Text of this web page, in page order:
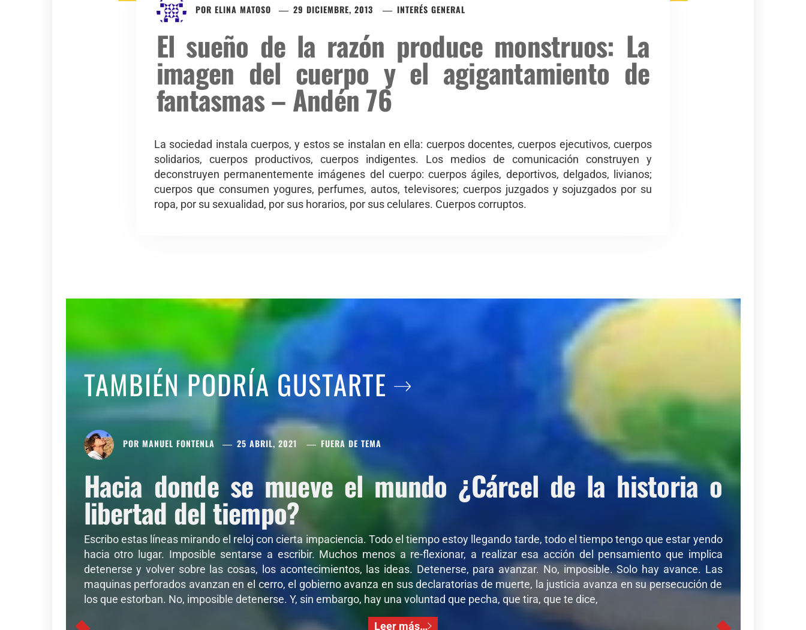
POR ELINA MATOSO 29 DICIEMBRE, 2013 INTERÉS GENERAL
El sueño de la razón produce monstruos: La
imagen del cuerpo y el agigantamiento de
fantasmas – Andén 76
La sociedad instala cuerpos, y estos se instalan en ella: cuerpos docentes, cuerpos ejecutivos, cuerpos
solidarios, cuerpos productivos, cuerpos indigentes. Los medios de comunicación construyen y
deconstruyen permanentemente imágenes del cuerpo: cuerpos ágiles, deportivos, delgados, livianos;
cuerpos que consumen yogures, perfumes, autos, televisores; cuerpos juzgados y sojuzgados por su
ropa, por su sexualidad, por sus horarios, por sus celulares. Cuerpos corruptos.
TAMBIÉN PODRÍA GUSTARTE
POR MANUEL FONTENLA 25 ABRIL, 2021 FUERA DE TEMA
Hacia donde se mueve el mundo ¿Cárcel de la historia o
libertad del tiempo?
Escribo estas líneas mirando el reloj con cierta impaciencia. Todo el tiempo estoy llegando tarde, todo el tiempo tengo que estar yendo
hacia otro lugar. Imposible sentarse a escribir. Muchos menos a re-flexionar, a realizar esa acción del pensamiento que implica
detenerse y volver sobre las cosas, los acontecimientos, las ideas. Detenerse, para avanzar. No, imposible. Solo hay avance. Las
maquinas perforados avanzan en el cerro, el gobierno avanza en sus declaratorias de muerte, la justicia avanza en su persecución de
los que estorban. No, imposible detenerse. Y, sin embargo, hay una voluntad que pecha, que tira, que te dice,
Leer más…